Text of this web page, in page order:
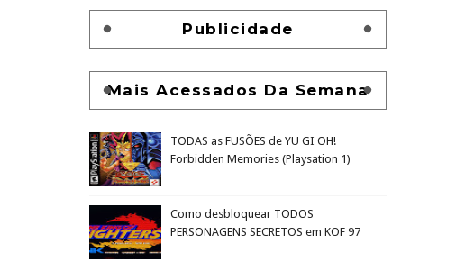
Publicidade
Mais Acessados Da Semana
TODAS as FUSÕES de YU GI OH!
Forbidden Memories (Playsation 1)
Como desbloquear TODOS
PERSONAGENS SECRETOS em KOF 97